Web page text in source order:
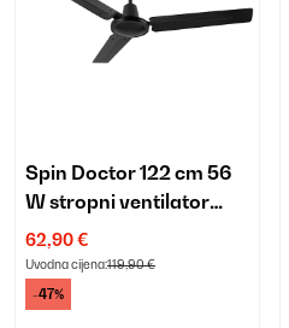
Spin Doctor 122 cm 56
W stropni ventilator
crna
62,90 €
Uvodna cijena:119,90 €
-47%